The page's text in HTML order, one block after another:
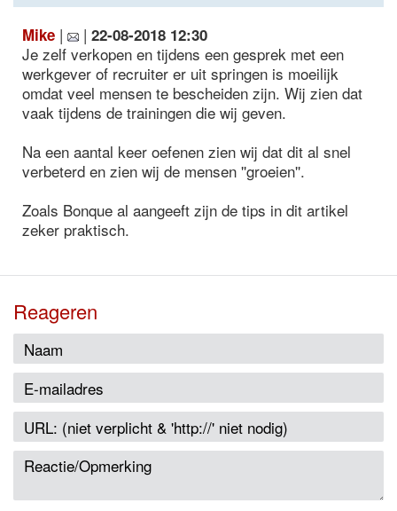
Mike | | 22-08-2018 12:30
Je zelf verkopen en tijdens een gesprek met een
werkgever of recruiter er uit springen is moeilijk
omdat veel mensen te bescheiden zijn. Wij zien dat
vaak tijdens de trainingen die wij geven.
Na een aantal keer oefenen zien wij dat dit al snel
verbeterd en zien wij de mensen ''groeien''.
Zoals Bonque al aangeeft zijn de tips in dit artikel
zeker praktisch.
Reageren